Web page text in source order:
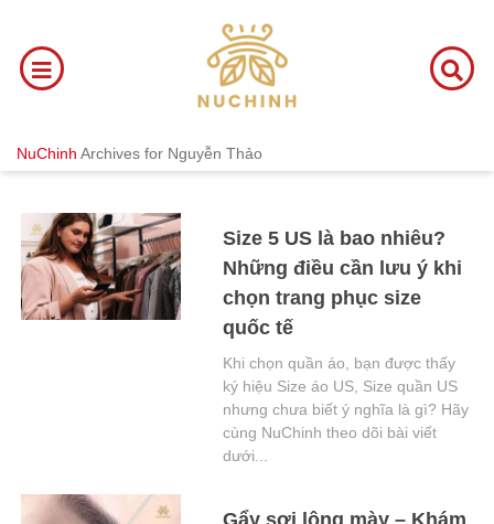
NuChinh Archives for Nguyễn Thảo
Size 5 US là bao nhiêu?
Những điều cần lưu ý khi
chọn trang phục size
quốc tế
Khi chọn quần áo, bạn được thấy
ký hiệu Size áo US, Size quần US
nhưng chưa biết ý nghĩa là gì? Hãy
cùng NuChinh theo dõi bài viết
dưới...
Gẩy sợi lông mày – Khám